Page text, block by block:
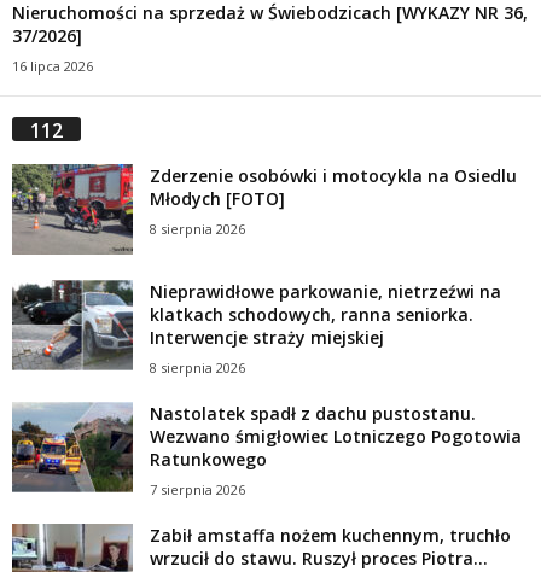
Nieruchomości na sprzedaż w Świebodzicach [WYKAZY NR 36,
37/2026]
16 lipca 2026
112
Zderzenie osobówki i motocykla na Osiedlu
Młodych [FOTO]
8 sierpnia 2026
Nieprawidłowe parkowanie, nietrzeźwi na
klatkach schodowych, ranna seniorka.
Interwencje straży miejskiej
8 sierpnia 2026
Nastolatek spadł z dachu pustostanu.
Wezwano śmigłowiec Lotniczego Pogotowia
Ratunkowego
7 sierpnia 2026
Zabił amstaffa nożem kuchennym, truchło
wrzucił do stawu. Ruszył proces Piotra...